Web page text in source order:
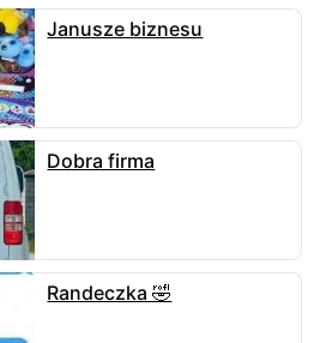
Janusze biznesu
Dobra firma
Randeczka 🤣